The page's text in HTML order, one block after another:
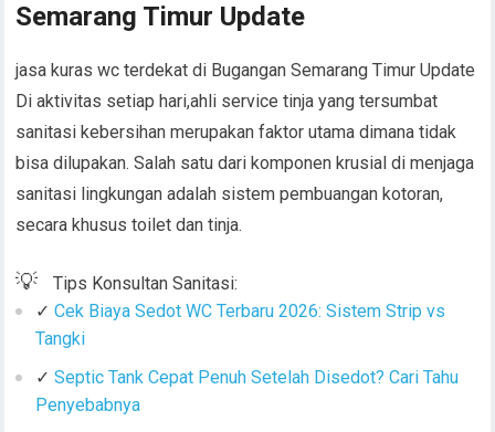
Semarang Timur Update
jasa kuras wc terdekat di Bugangan Semarang Timur Update
Di aktivitas setiap hari,ahli service tinja yang tersumbat
sanitasi kebersihan merupakan faktor utama dimana tidak
bisa dilupakan. Salah satu dari komponen krusial di menjaga
sanitasi lingkungan adalah sistem pembuangan kotoran,
secara khusus toilet dan tinja.
💡
Tips Konsultan Sanitasi:
✓ Cek Biaya Sedot WC Terbaru 2026: Sistem Strip vs
Tangki
✓ Septic Tank Cepat Penuh Setelah Disedot? Cari Tahu
Penyebabnya